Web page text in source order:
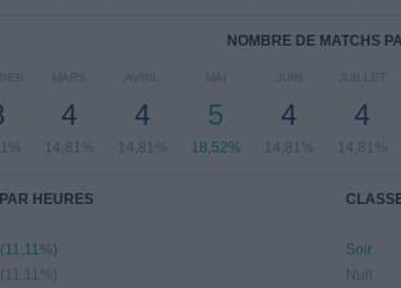
NOMBRE DE MATCHS
MARS
4
14,81%
AVRIL
4
14,81%
MAI
5
18,52%
JUIN
4
14,81%
JUILLET
4
14,81%
HEURES
(11,11%)
Soir
Nuit